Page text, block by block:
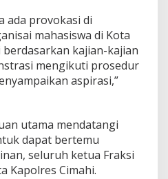
ada provokasi di
mahasiswa di Kota
kajian-kajian
mengikuti prosedur
aspirasi,”
utama mendatangi
dapat bertemu
seluruh ketua Fraksi
Kapolres Cimahi.